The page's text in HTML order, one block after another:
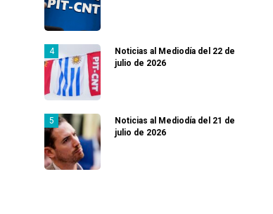
Noticias al Mediodía del 22 de
julio de 2026
Noticias al Mediodía del 21 de
julio de 2026